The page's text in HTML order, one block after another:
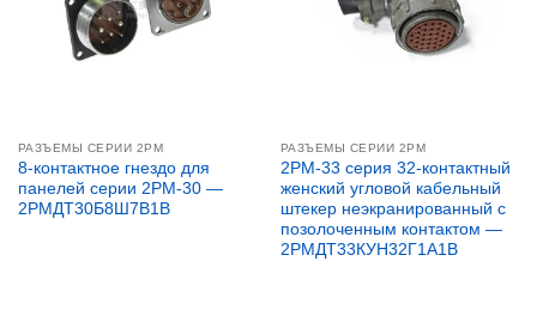
РАЗЪЕМЫ СЕРИИ 2PM
8-контактное гнездо для
панелей серии 2PM-30 —
2РМДТ30Б8Ш7В1В
РАЗЪЕМЫ СЕРИИ 2PM
2PM-33 серия 32-контактный
женский угловой кабельный
штекер неэкранированный с
позолоченным контактом —
2РМДТ33КУН32Г1А1В